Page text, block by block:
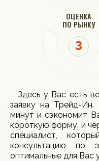
ОЦЕНКА
ПО РЫНКУ
Здесь у Вас есть
заявку на Трейд-Ин.
минут и сэкономит
короткую форму, и
специалист,
консультацию по
оптимальные для Вас